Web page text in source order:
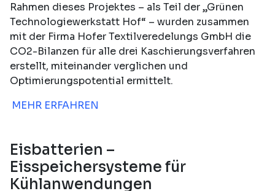
Rahmen dieses Projektes – als Teil der „Grünen
Technologiewerkstatt Hof“ – wurden zusammen
mit der Firma Hofer Textilveredelungs GmbH die
CO2-Bilanzen für alle drei Kaschierungsverfahren
erstellt, miteinander verglichen und
Optimierungspotential ermittelt.
MEHR ERFAHREN
Eisbatterien –
Eisspeichersysteme für
Kühlanwendungen